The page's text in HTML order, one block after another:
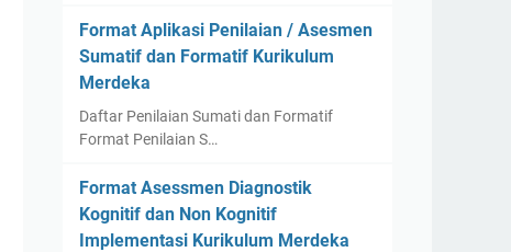
Format Aplikasi Penilaian / Asesmen
Sumatif dan Formatif Kurikulum
Merdeka
Daftar Penilaian Sumati dan Formatif
Format Penilaian S…
Format Asessmen Diagnostik
Kognitif dan Non Kognitif
Implementasi Kurikulum Merdeka